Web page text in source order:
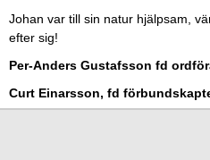
Johan var till sin natur hjälpsam,
efter sig!
Per-Anders Gustafsson fd
Curt Einarsson, fd